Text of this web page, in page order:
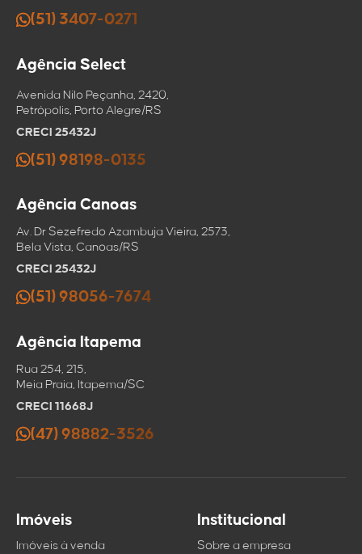
(51) 3407-0271
Agência Select
Avenida Nilo Peçanha, 2420,
Petrópolis, Porto Alegre/RS
CRECI 25432J
(51) 98198-0135
Agência Canoas
Av. Dr Sezefredo Azambuja Vieira, 2573,
Bela Vista, Canoas/RS
CRECI 25432J
(51) 98056-7674
Agência Itapema
Rua 254, 215,
Meia Praia, Itapema/SC
CRECI 11668J
(47) 98882-3526
Imóveis
Imóveis à venda
Institucional
Sobre a empresa